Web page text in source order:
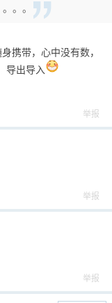
。。
携带，心中没有数，
导出导入
举报
举报
举报